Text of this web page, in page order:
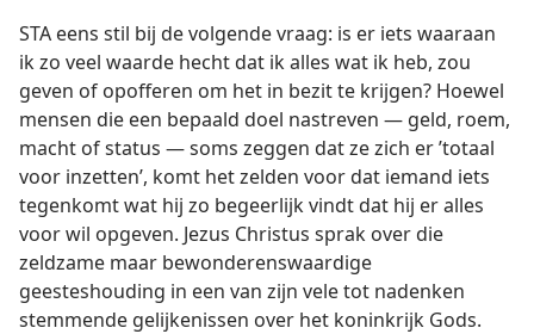
STA eens stil bij de volgende vraag: is er iets waaraan
ik zo veel waarde hecht dat ik alles wat ik heb, zou
geven of opofferen om het in bezit te krijgen? Hoewel
mensen die een bepaald doel nastreven — geld, roem,
macht of status — soms zeggen dat ze zich er ’totaal
voor inzetten’, komt het zelden voor dat iemand iets
tegenkomt wat hij zo begeerlijk vindt dat hij er alles
voor wil opgeven. Jezus Christus sprak over die
zeldzame maar bewonderenswaardige
geesteshouding in een van zijn vele tot nadenken
stemmende gelijkenissen over het koninkrijk Gods.